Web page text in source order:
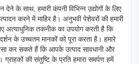
देने के साथ, हमारी कंपनी विभिन्न उद्योगों के लिए
करने में माहिर है। अनुभवी पेशेवरों की हमारी
अत्याधुनिक तकनीक का उपयोग करती है कि
के उच्चतम मानकों को पूरा करता है। हमारे
कर सकते हैं कि आपके उत्पाद सावधानी और
ग्राहकों की संतुष्टि के प्रति हमारा समर्पण हमें